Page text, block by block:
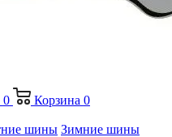
0 Корзина 0
шины Зимние шины